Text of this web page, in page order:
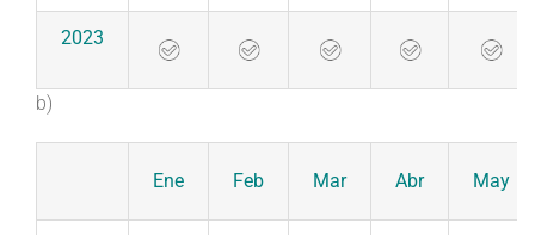
2023
b)
Ene Feb Mar Abr May